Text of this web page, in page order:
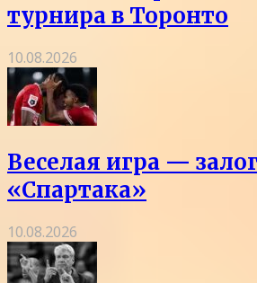
турнира в Торонто
10.08.2026
Веселая игра —
«Спартака»
10.08.2026